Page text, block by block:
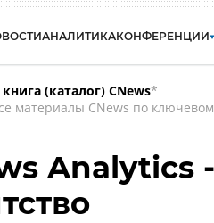
АНАЛИТИКАКОНФЕРЕНЦИИ
(каталог) CNews*
материалы CNews по
Analytics